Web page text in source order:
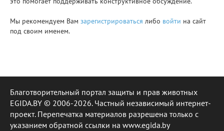
Мы рекомендуем Вам зарегистрироваться либо войти на сайт
под своим именем.
Благотворительный портал защиты и прав животных
EGIDA.BY © 2006-2026. Частный независимый интернет-
проект. Перепечатка материалов разрешена только с
указанием обратной ссылки на www.egida.by